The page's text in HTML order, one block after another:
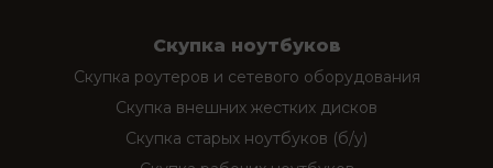
Скупка ноутбуков
Скупка роутеров и сетевого оборудования
Скупка внешних жестких дисков
Скупка старых ноутбуков (б/у)